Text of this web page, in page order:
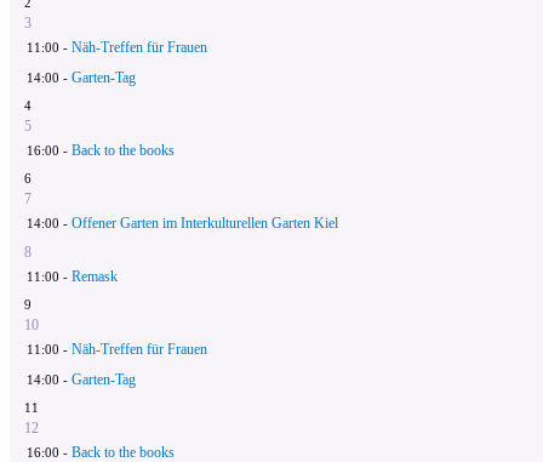
3
11:00 - Näh-Treffen für Frauen
14:00 - Garten-Tag
4
5
16:00 - Back to the books
6
7
14:00 - Offener Garten im Interkulturellen Garten Kiel
8
11:00 - Remask
9
10
11:00 - Näh-Treffen für Frauen
14:00 - Garten-Tag
11
12
16:00 - Back to the books